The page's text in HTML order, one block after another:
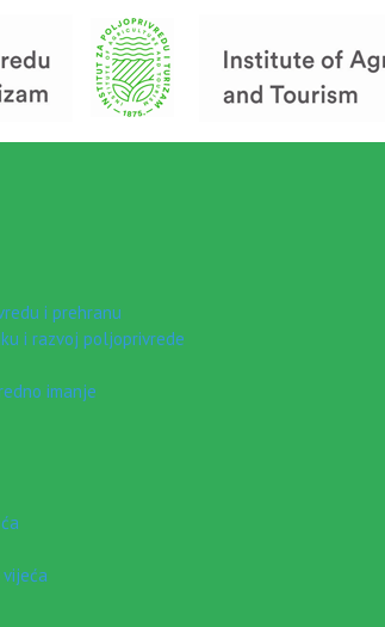
i prehranu
i razvoj poljoprivrede
imanje